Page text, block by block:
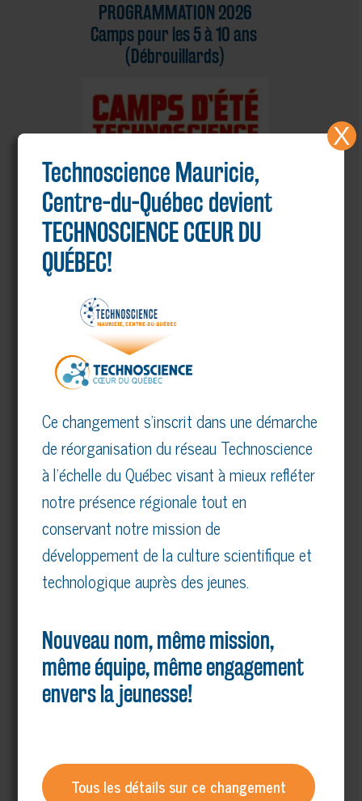
PROGRAMMATION 2026
Camps pour les 5 à 10 ans
(Débrouillards)
(Cliquer sur l’image pour agrandir)
Télécharger le PDF
PROGRAMMATION 2026
Camps pour les 10 à 15 ans
(Génitrucs)
Télécharger le PDF
Technoscience Mauricie,
Centre-du-Québec devient
TECHNOSCIENCE CŒUR DU
QUÉBEC!
Ce changement s’inscrit dans une démarche
de réorganisation du réseau Technoscience
à l’échelle du Québec visant à mieux refléter
notre présence régionale tout en
conservant notre mission de
développement de la culture scientifique et
technologique auprès des jeunes.
Nouveau nom, même mission,
même équipe, même engagement
envers la jeunesse!
Tous les détails sur ce changement
X